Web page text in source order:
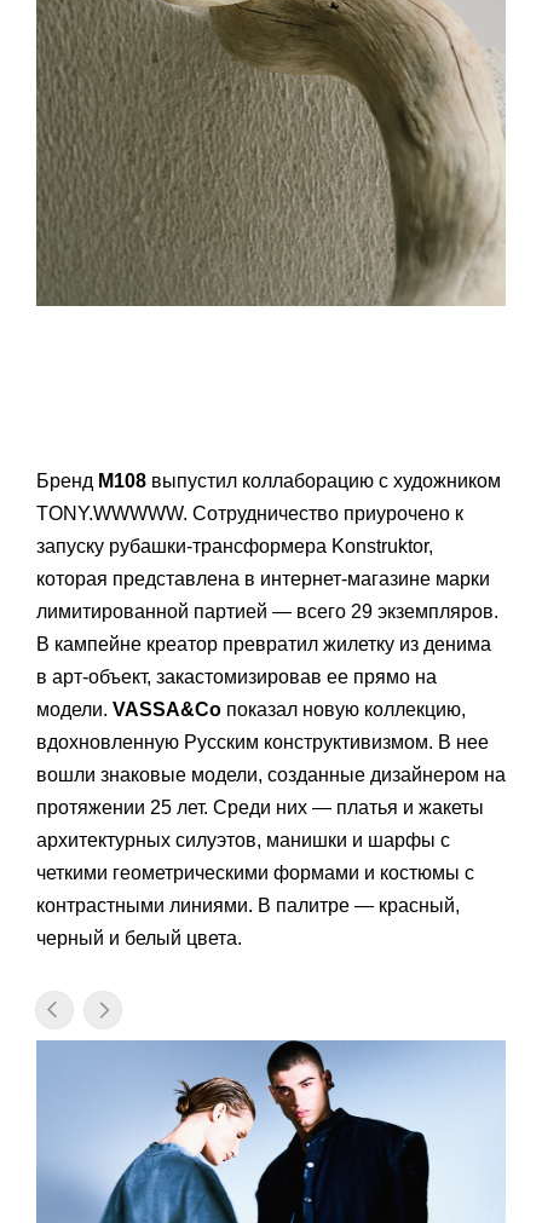
Бренд M108 выпустил коллаборацию с художником
TONY.WWWWW. Сотрудничество приурочено к
запуску рубашки-трансформера Konstruktor,
которая представлена в интернет-магазине марки
лимитированной партией — всего 29 экземпляров.
В кампейне креатор превратил жилетку из денима
в арт-объект, закастомизировав ее прямо на
модели. VASSA&Co показал новую коллекцию,
вдохновленную Русским конструктивизмом. В нее
вошли знаковые модели, созданные дизайнером на
протяжении 25 лет. Среди них — платья и жакеты
архитектурных силуэтов, манишки и шарфы с
четкими геометрическими формами и костюмы с
контрастными линиями. В палитре — красный,
черный и белый цвета.